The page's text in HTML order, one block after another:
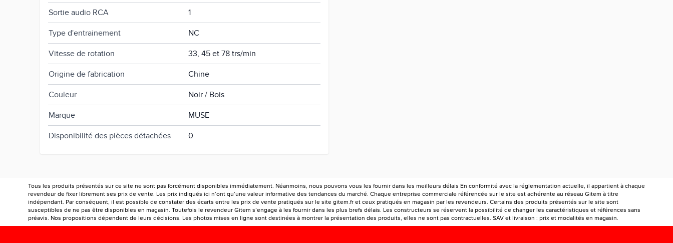
Sortie audio RCA 1
Type d'entrainement NC
Vitesse de rotation 33, 45 et 78 trs/min
Origine de fabrication Chine
Couleur Noir / Bois
Marque MUSE
Disponibilité des pièces détachées 0
Tous les produits présentés sur ce site ne sont pas forcément disponibles immédiatement. Néanmoins, nous pouvons vous les fournir dans les meilleurs délais En conformité avec la réglementation actuelle, il appartient à chaque
revendeur de fixer librement ses prix de vente. Les prix indiqués ici n’ont qu’une valeur informative des tendances du marché. Chaque entreprise commerciale référencée sur le site est adhérente au réseau Gitem à titre
indépendant. Par conséquent, il est possible de constater des écarts entre les prix de vente pratiqués sur le site gitem.fr et ceux pratiqués en magasin par les revendeurs. Certains des produits présentés sur le site sont
susceptibles de ne pas être disponibles en magasin. Toutefois le revendeur Gitem s’engage à les fournir dans les plus brefs délais. Les constructeurs se réservent la possibilité de changer les caractéristiques et références sans
préavis. Nos propositions dépendent de leurs décisions. Les photos mises en ligne sont destinées à montrer la présentation des produits, elles ne sont pas contractuelles. SAV et livraison : prix et modalités en magasin.